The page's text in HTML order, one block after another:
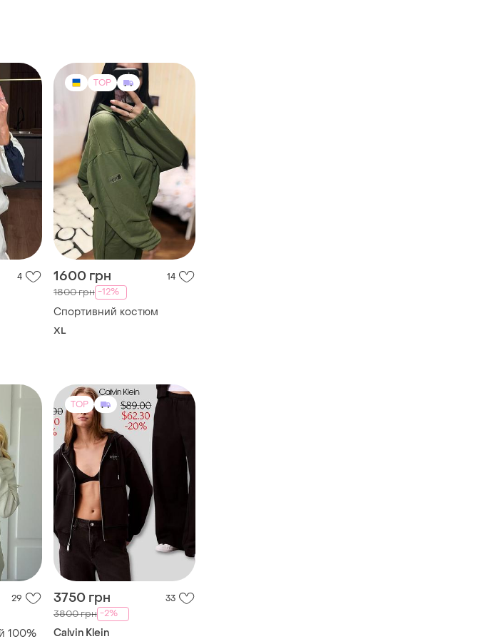
4 1600 грн 14
1800 грн -12%
Спортивний костюм
XL
29
TOP
3750 грн
3800 грн -2%
Calvin Klein
Теплий костюм
XL